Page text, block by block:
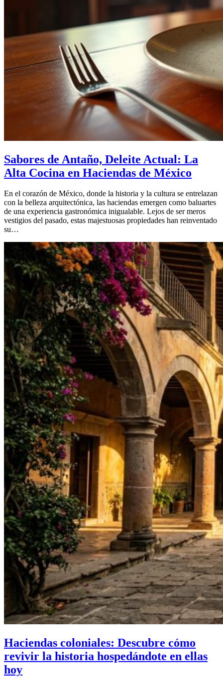
Sabores de Antaño, Deleite Actual: La
Alta Cocina en Haciendas de México
En el corazón de México, donde la historia y la cultura se entrelazan
con la belleza arquitectónica, las haciendas emergen como baluartes
de una experiencia gastronómica inigualable. Lejos de ser meros
vestigios del pasado, estas majestuosas propiedades han reinventado
su…
Haciendas coloniales: Descubre cómo
revivir la historia hospedándote en ellas
hoy